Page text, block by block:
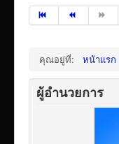
ติดต่อวิทยาลัย
ห้องสมุดอิเล็กทรอนิ
ศูนย์ซ่อมสร้างเพื่อ
รวม Link หน้าเว็บ
คุณอยู่ที่: หน้าแรก
ผู้อำนวยการ